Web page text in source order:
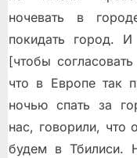
ночевать в
покидать город.
[чтобы
что в Европе так
ночью спать за
нас, говорили, что
будем в Тбилиси.